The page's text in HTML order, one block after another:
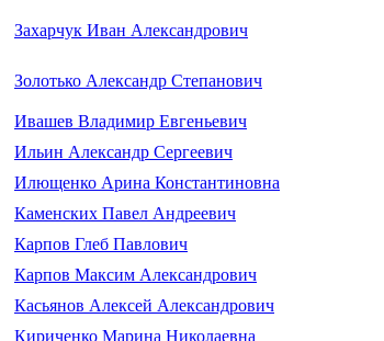
Захарчук Иван Александрович
Золотько Александр Степанович
Ивашев Владимир Евгеньевич
Ильин Александр Сергеевич
Илющенко Арина Константиновна
Каменских Павел Андреевич
Карпов Глеб Павлович
Карпов Максим Александрович
Касьянов Алексей Александрович
Кириченко Марина Николаевна